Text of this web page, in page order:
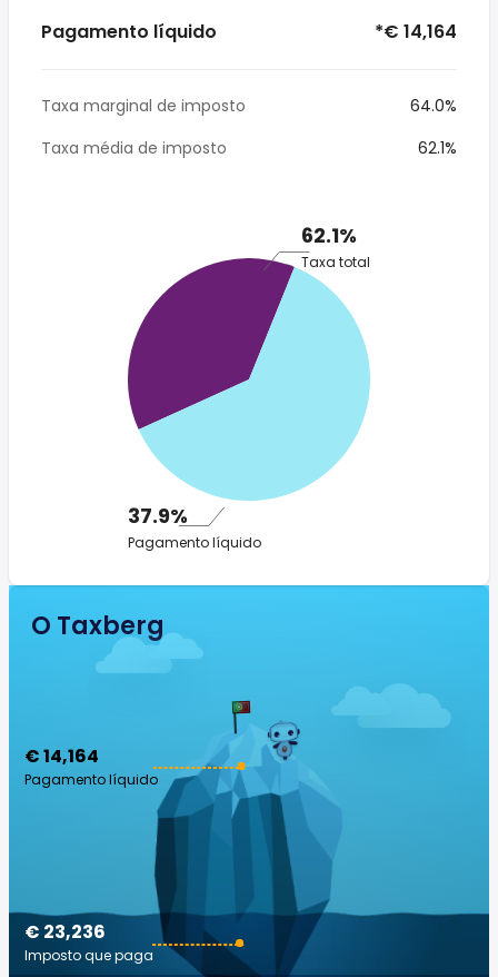
Pagamento líquido *€ 14,164
Taxa marginal de imposto
64.0%
Taxa média de imposto
62.1%
62.1%
Taxa total
37.9%
Pagamento líquido
O Taxberg
€ 14,164
Pagamento líquido
€ 23,236
Imposto que paga